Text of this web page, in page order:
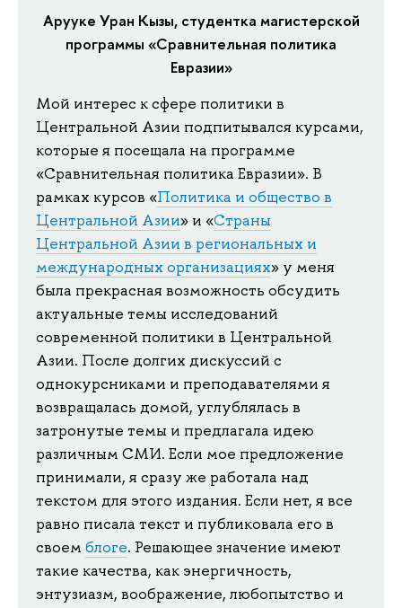
Арууке Уран Кызы, студентка магистерской
программы «Сравнительная политика
Евразии»
Мой интерес к сфере политики в
Центральной Азии подпитывался курсами,
которые я посещала на программе
«Сравнительная политика Евразии». В
рамках курсов «Политика и общество в
Центральной Азии» и «Страны
Центральной Азии в региональных и
международных организациях» у меня
была прекрасная возможность обсудить
актуальные темы исследований
современной политики в Центральной
Азии. После долгих дискуссий с
однокурсниками и преподавателями я
возвращалась домой, углублялась в
затронутые темы и предлагала идею
различным СМИ. Если мое предложение
принимали, я сразу же работала над
текстом для этого издания. Если нет, я все
равно писала текст и публиковала его в
своем блоге. Решающее значение имеют
такие качества, как энергичность,
энтузиазм, воображение, любопытство и